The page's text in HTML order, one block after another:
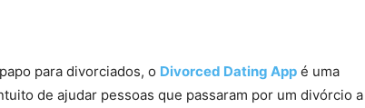
para divorciados, o Divorced Dating App é uma
de ajudar pessoas que passaram por um divórcio a